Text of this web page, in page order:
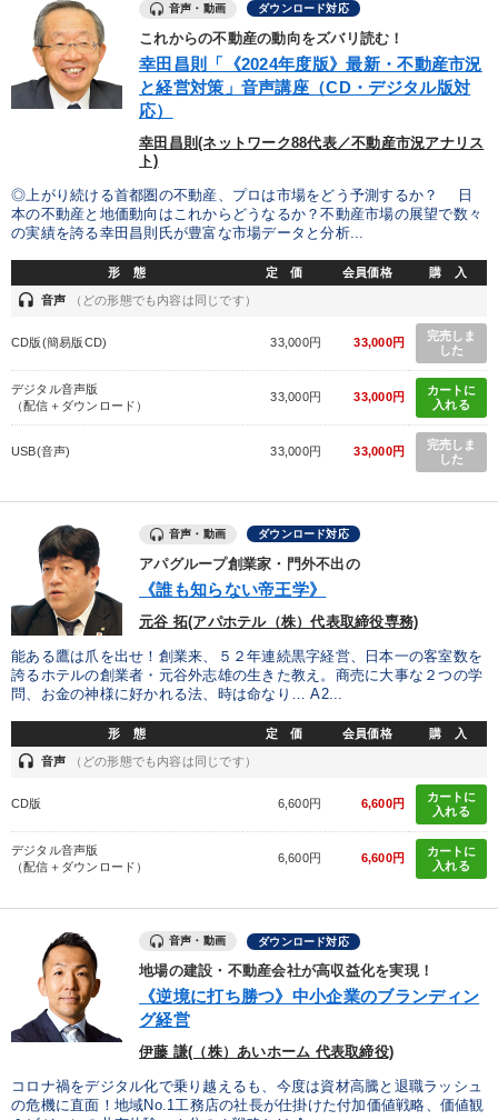
2026年夏季全国経営者セミナー収録講演ＣＤ・講演ＤＶＤ・デジ
タル版（音声／動画ストリーミング・ダウンロード）
【2月】音声・映像 井上和弘の財務力UP
2025年夏季全国経営者セミナー収録講演ＣＤ・講演ＤＶＤ・デジ
タル版（音声／動画ストリーミング・ダウンロード）
目的別
新事業・新商品づくり 経営体系を学びたい
発想力を磨きたい 社長の姿勢を学びたい
業績を伸ばしたい
キーワード
企業再建 仕事術・ビジネスハック
※「更新」を押すと「カテゴリー」「目的別」「キーワード」を更新いただけます。
local_offer タグから探す refresh
すべての音声・動画（全2076タイトル）からお探しいただけます
対談・座談会 労務問題・人事対策
資産保全 感動講話 スポーツ関連 イノベーション
投資 健康・ウェルビーイング 仕組み 経営計画
相続・事業承継 デザイン
生産性向上 デジタルマーケティング 経済予測
音声・動画 ダウンロード対応
これからの不動産の動向をズバリ読む！
幸田昌則「《2024年度版》最新・不動産市況
と経営対策」音声講座（CD・デジタル版対
応）
幸田昌則(ネットワーク88代表／不動産市況アナリス
ト)
◎上がり続ける首都圏の不動産、プロは市場をどう予測するか？ 日
本の不動産と地価動向はこれからどうなるか？不動産市場の展望で数々
の実績を誇る幸田昌則氏が豊富な市場データと分析...
形 態 定 価 会員価格 購 入
headset 音声 （どの形態でも内容は同じです）
CD版(簡易版CD) 33,000円 33,000円
完売しま
した
デジタル音声版
（配信＋ダウンロード）
33,000円 33,000円
カートに
入れる
USB(音声) 33,000円 33,000円
完売しま
した
音声・動画 ダウンロード対応
アパグループ創業家・門外不出の
《誰も知らない帝王学》
元谷 拓(アパホテル（株）代表取締役専務)
能ある鷹は爪を出せ！創業来、５２年連続黒字経営、日本一の客室数を
誇るホテルの創業者・元谷外志雄の生きた教え。商売に大事な２つの学
問、お金の神様に好かれる法、時は命なり… A2...
形 態 定 価 会員価格 購 入
headset 音声 （どの形態でも内容は同じです）
CD版 6,600円 6,600円
カートに
入れる
デジタル音声版
（配信＋ダウンロード）
6,600円 6,600円
カートに
入れる
音声・動画 ダウンロード対応
地場の建設・不動産会社が高収益化を実現！
《逆境に打ち勝つ》中小企業のブランディン
グ経営
伊藤 謙(（株）あいホーム 代表取締役)
コロナ禍をデジタル化で乗り越えるも、今度は資材高騰と退職ラッシュ
の危機に直面！地域No.1工務店の社長が仕掛けた付加価値戦略、価値観